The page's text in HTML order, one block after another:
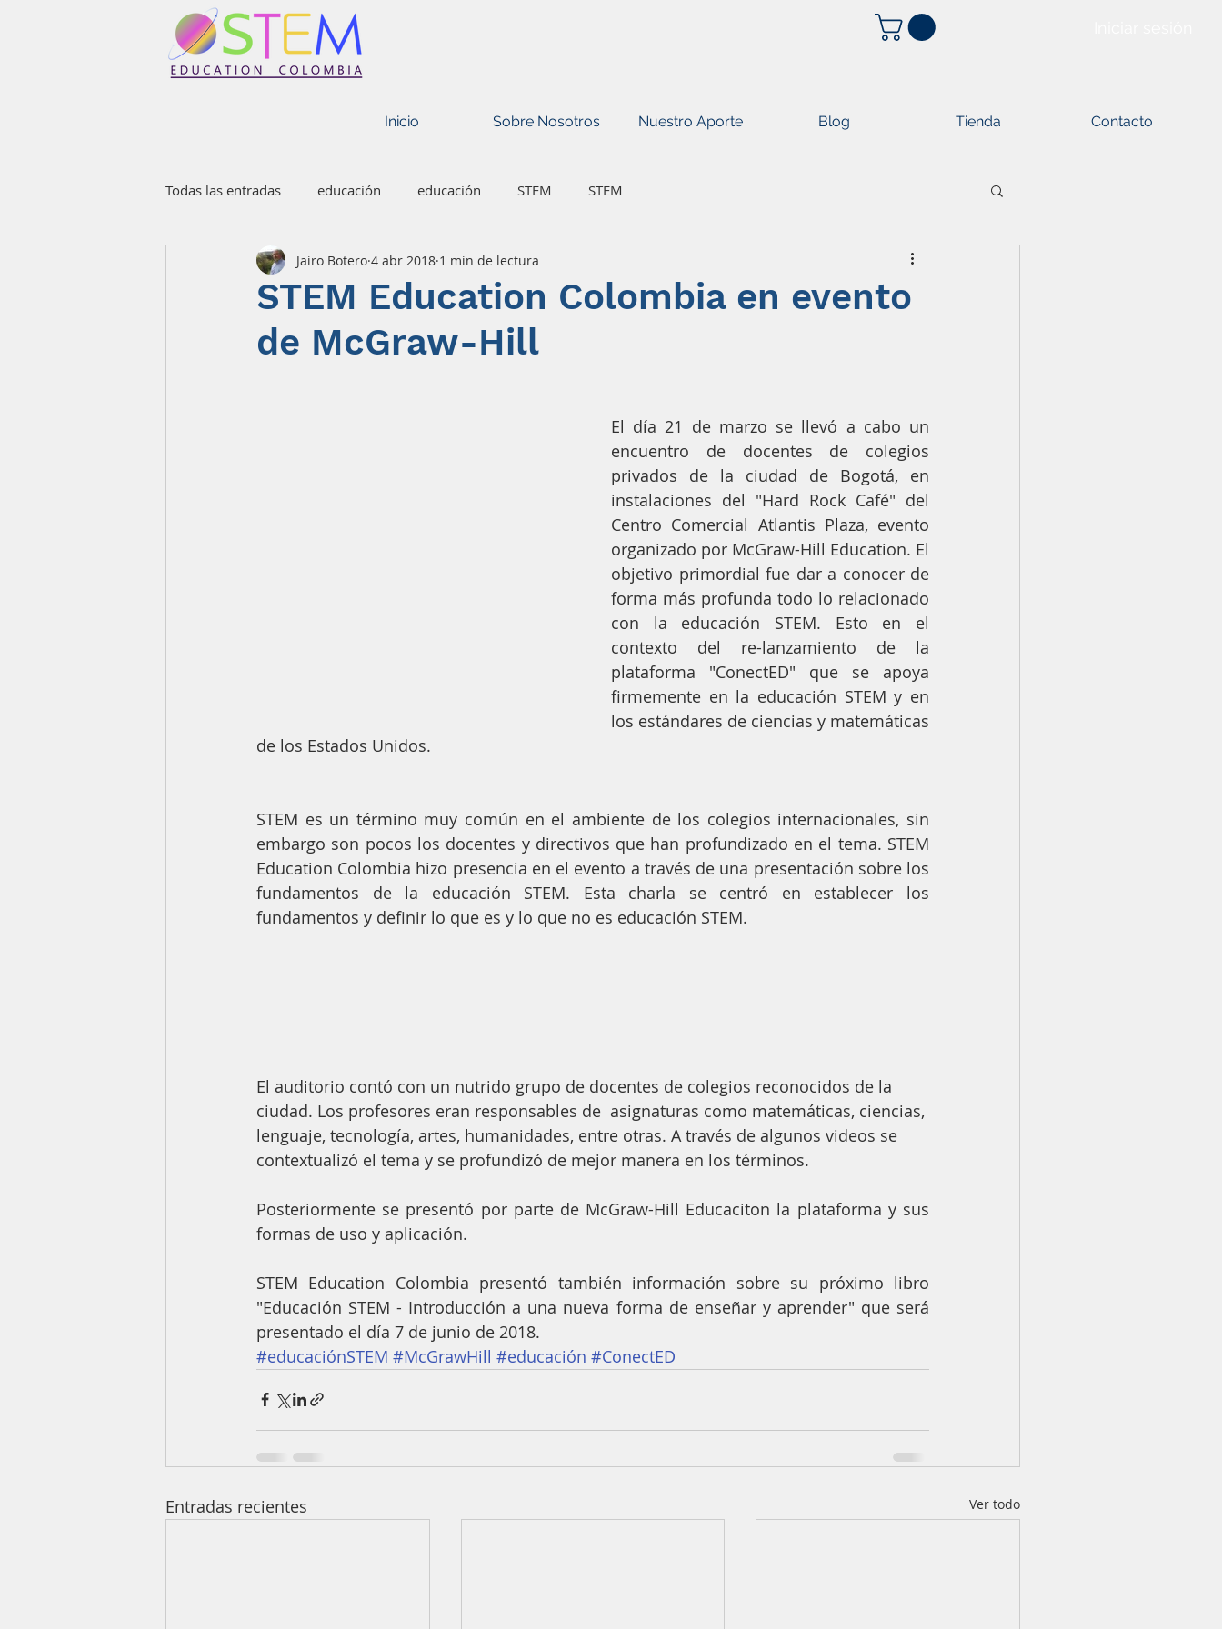
Inicio Sobre Nosotros Nuestro Aporte Blog Tienda Contacto
Todas las entradas educación educación STEM STEM
STEM Education Colombia en evento
de McGraw-Hill
Jairo Botero 4 abr 2018 1 min de lectura
El día 21 de marzo se llevó a cabo un
encuentro de docentes de colegios
privados de la ciudad de Bogotá, en
instalaciones del "Hard Rock Café" del
Centro Comercial Atlantis Plaza, evento
organizado por McGraw-Hill Education. El
objetivo primordial fue dar a conocer de
forma más profunda todo lo relacionado
con la educación STEM. Esto en el
contexto del re-lanzamiento de la
plataforma "ConectED" que se apoya
firmemente en la educación STEM y en
los estándares de ciencias y matemáticas
de los Estados Unidos.
STEM es un término muy común en el ambiente de los colegios internacionales, sin
embargo son pocos los docentes y directivos que han profundizado en el tema. STEM
Education Colombia hizo presencia en el evento a través de una presentación sobre los
fundamentos de la educación STEM. Esta charla se centró en establecer los
fundamentos y definir lo que es y lo que no es educación STEM.
El auditorio contó con un nutrido grupo de docentes de colegios reconocidos de la
ciudad. Los profesores eran responsables de  asignaturas como matemáticas, ciencias,
lenguaje, tecnología, artes, humanidades, entre otras. A través de algunos videos se
contextualizó el tema y se profundizó de mejor manera en los términos.
Posteriormente se presentó por parte de McGraw-Hill Educaciton la plataforma y sus
formas de uso y aplicación.
STEM Education Colombia presentó también información sobre su próximo libro
"Educación STEM - Introducción a una nueva forma de enseñar y aprender" que será
presentado el día 7 de junio de 2018.
#educaciónSTEM #McGrawHill #educación #ConectED
Entradas recientes Ver todo